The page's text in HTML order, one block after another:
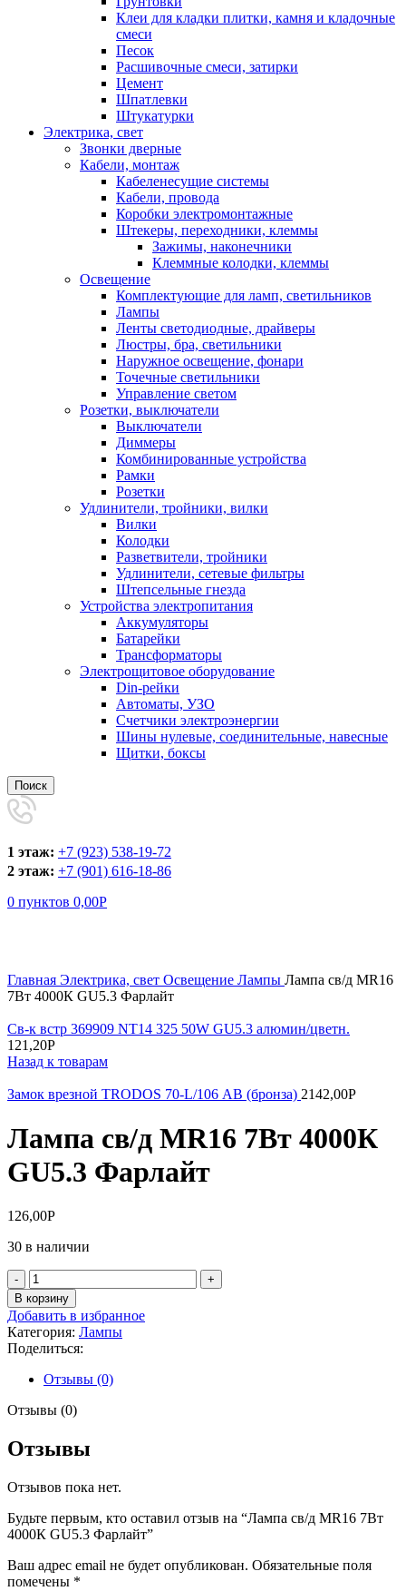
Клеи для кладки плитки, камня и кладочные
смеси
Песок
Расшивочные смеси, затирки
Цемент
Шпатлевки
Штукатурки
Электрика, свет
Звонки дверные
Кабели, монтаж
Кабеленесущие системы
Кабели, провода
Коробки электромонтажные
Штекеры, переходники, клеммы
Зажимы, наконечники
Клеммные колодки, клеммы
Освещение
Комплектующие для ламп, светильников
Лампы
Ленты светодиодные, драйверы
Люстры, бра, светильники
Наружное освещение, фонари
Точечные светильники
Управление светом
Розетки, выключатели
Выключатели
Диммеры
Комбинированные устройства
Рамки
Розетки
Удлинители, тройники, вилки
Вилки
Колодки
Разветвители, тройники
Удлинители, сетевые фильтры
Штепсельные гнезда
Устройства электропитания
Аккумуляторы
Батарейки
Трансформаторы
Электрощитовое оборудование
Din-рейки
Автоматы, УЗО
Счетчики электроэнергии
Шины нулевые, соединительные, навесные
Щитки, боксы
Поиск
1 этаж: +7 (923) 538-19-72
2 этаж: +7 (901) 616-18-86
0 пунктов 0,00Р
Главная Электрика, свет Освещение Лампы Лампа св/д MR16
7Вт 4000К GU5.3 Фарлайт
Св-к встр 369909 NT14 325 50W GU5.3 алюмин/цветн.
121,20Р
Назад к товарам
Замок врезной TRODOS 70-L/106 АВ (бронза) 2142,00Р
Лампа св/д MR16 7Вт 4000К
GU5.3 Фарлайт
126,00Р
30 в наличии
Количество
товара
Лампа
св/
д
MR16
7Вт
4000К
GU5.3
В корзину
Добавить в избранное
Категория: Лампы
Поделиться:
Отзывы (0)
Отзывы (0)
Отзывы
Отзывов пока нет.
Будьте первым, кто оставил отзыв на “Лампа св/д MR16 7Вт
4000К GU5.3 Фарлайт”
Ваш адрес email не будет опубликован. Обязательные поля
помечены *